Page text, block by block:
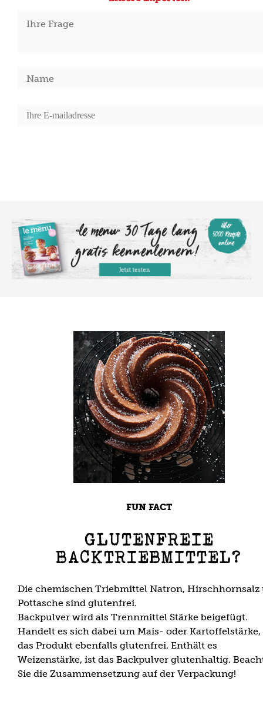
FUN FACT
GLUTENFREIE
BACKTRIEBMITTEL?
Die chemischen Triebmittel Natron, Hirschhornsalz
Pottasche sind glutenfrei.
Backpulver wird als Trennmittel Stärke beigefügt.
Handelt es sich dabei um Mais- oder Kartoffelstärke,
das Produkt ebenfalls glutenfrei. Enthält es
Weizenstärke, ist das Backpulver glutenhaltig.
Sie die Zusammensetzung auf der Verpackung!